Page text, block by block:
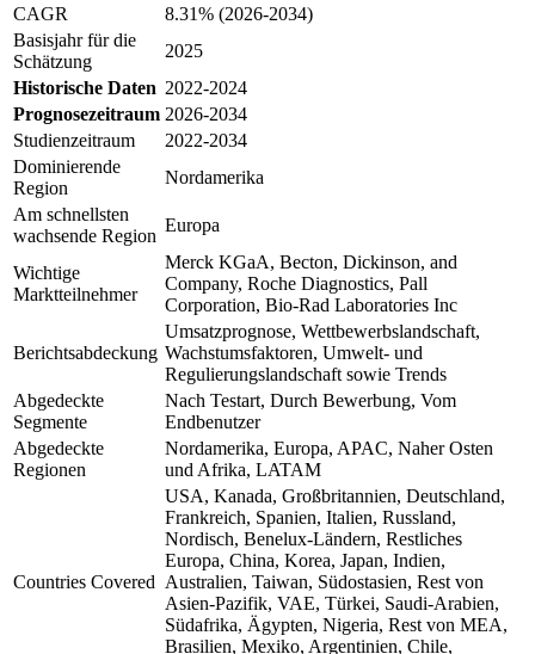
CAGR
8.31% (2026-2034)
Basisjahr für die
Schätzung
2025
Historische Daten 2022-2024
Prognosezeitraum 2026-2034
Studienzeitraum
2022-2034
Dominierende
Region
Nordamerika
Am schnellsten
wachsende Region
Europa
Wichtige
Marktteilnehmer
Merck KGaA, Becton, Dickinson, and
Company, Roche Diagnostics, Pall
Corporation, Bio-Rad Laboratories Inc
Berichtsabdeckung
Umsatzprognose, Wettbewerbslandschaft,
Wachstumsfaktoren, Umwelt- und
Regulierungslandschaft sowie Trends
Abgedeckte
Segmente
Nach Testart, Durch Bewerbung, Vom
Endbenutzer
Abgedeckte
Regionen
Nordamerika, Europa, APAC, Naher Osten
und Afrika, LATAM
Countries Covered
USA, Kanada, Großbritannien, Deutschland,
Frankreich, Spanien, Italien, Russland,
Nordisch, Benelux-Ländern, Restliches
Europa, China, Korea, Japan, Indien,
Australien, Taiwan, Südostasien, Rest von
Asien-Pazifik, VAE, Türkei, Saudi-Arabien,
Südafrika, Ägypten, Nigeria, Rest von MEA,
Brasilien, Mexiko, Argentinien, Chile,